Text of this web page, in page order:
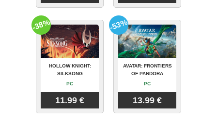
HOLLOW KNIGHT:
SILKSONG
PC
11.99 €
-38%
AVATAR: FRONTIERS
OF PANDORA
PC
13.99 €
-53%